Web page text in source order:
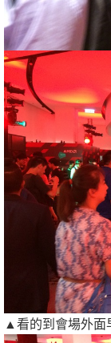
▲看的到會場外面